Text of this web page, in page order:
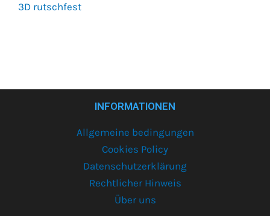
3D rutschfest
INFORMATIONEN
Allgemeine bedingungen
Cookies Policy
Datenschutzerklärung
Rechtlicher Hinweis
Über uns